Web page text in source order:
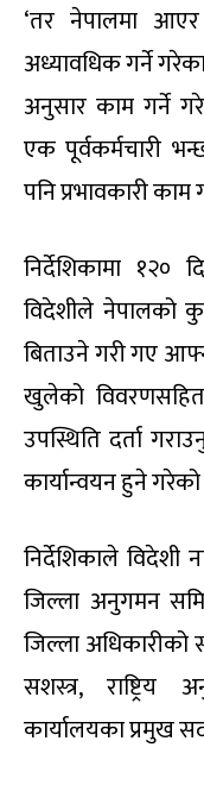
‘तर नेपालमा
अध्यावधिक गर्ने
अनुसार काम गर्ने
एक पूर्वकर्मचारी
पनि प्रभावकारी
निर्देशिकामा
विदेशीले नेपालको
बिताउने गरी गए
खुलेको विवरणसहित
उपस्थिति दर्ता
कार्यान्वयन हुने
निर्देशिकाले विदेशी
जिल्ला अनुगमन
जिल्ला अधिकारीको
सशस्त्र, राष्ट्रिय
कार्यालयका प्रमुख